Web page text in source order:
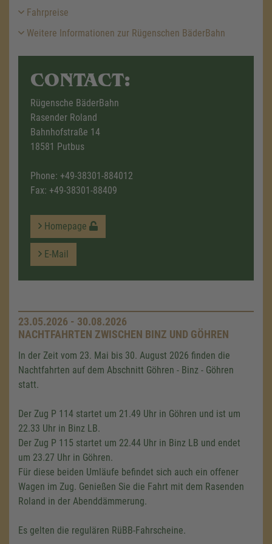
Fahrpreise
Weitere Informationen zur Rügenschen BäderBahn
CONTACT:
Rügensche BäderBahn
Rasender Roland
Bahnhofstraße 14
18581 Putbus
Phone: +49-38301-884012
Fax: +49-38301-88409
Homepage
E-Mail
23.05.2026 - 30.08.2026
NACHTFAHRTEN ZWISCHEN BINZ UND GÖHREN
In der Zeit vom 23. Mai bis 30. August 2026 finden die
Nachtfahrten auf dem Abschnitt Göhren - Binz - Göhren
statt.
Der Zug P 114 startet um 21.49 Uhr in Göhren und ist um
22.33 Uhr in Binz LB.
Der Zug P 115 startet um 22.44 Uhr in Binz LB und endet
um 23.27 Uhr in Göhren.
Für diese beiden Umläufe befindet sich auch ein offener
Wagen im Zug. Genießen Sie die Fahrt mit dem Rasenden
Roland in der Abenddämmerung.
Es gelten die regulären RüBB-Fahrscheine.